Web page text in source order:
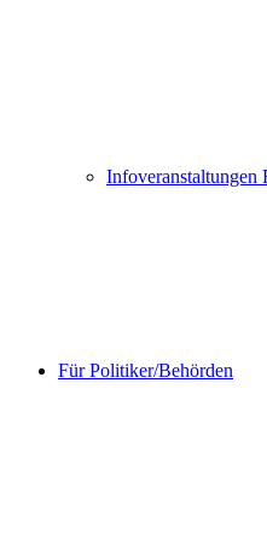
Infoveranstaltungen
Für Politiker/Behörden